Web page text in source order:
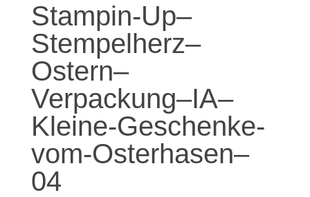
Stampin-Up–
Stempelherz–
Ostern–
Verpackung–IA–
Kleine-Geschenke-
vom-Osterhasen–
04